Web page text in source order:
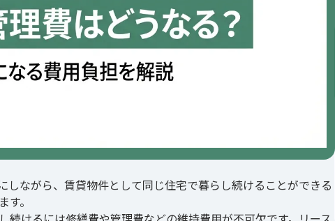
ながら、賃貸物件として同じ住宅で暮らし続けることができる
。